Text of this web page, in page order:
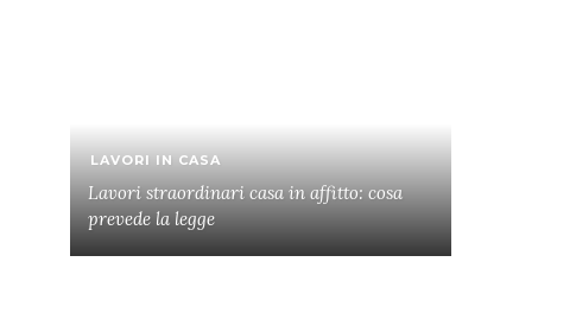
LAVORI IN CASA
Lavori straordinari casa in affitto: cosa
prevede la legge